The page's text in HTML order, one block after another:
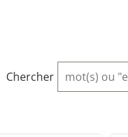
Chercher